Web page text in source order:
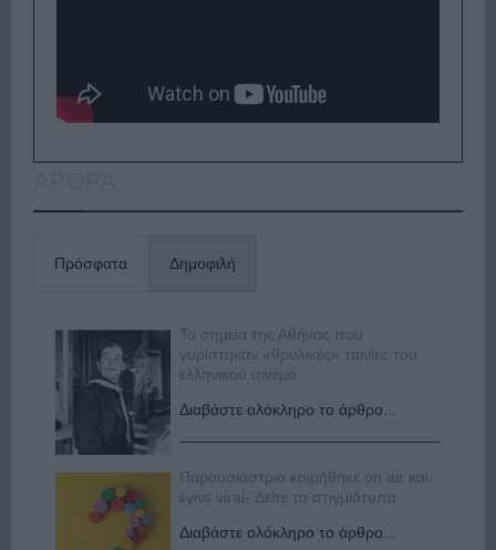
Πρόσφατα Δημοφιλή
Τα σημεία της Αθήνας που
γυρίστηκαν «θρυλικές» ταινίες του
ελληνικού σινεμά
Διαβάστε ολόκληρο το άρθρο...
Παρουσιάστρια κοιμήθηκε on air και
έγινε viral- Δείτε το στιγμιότυπο
Διαβάστε ολόκληρο το άρθρο...